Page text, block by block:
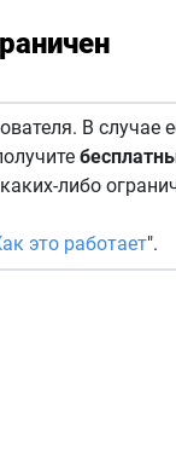
В случае
либо
это работает".